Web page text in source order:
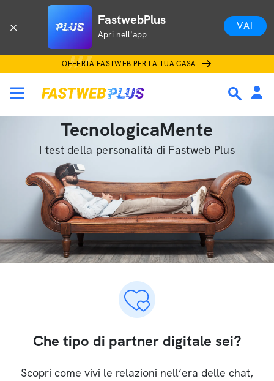
FastwebPlus
Apri nell'app
VAI
OFFERTA FASTWEB PER LA TUA CASA
TecnologicaMente
I test della personalità di Fastweb Plus
Che tipo di partner digitale sei?
Scopri come vivi le relazioni nell’era delle chat,